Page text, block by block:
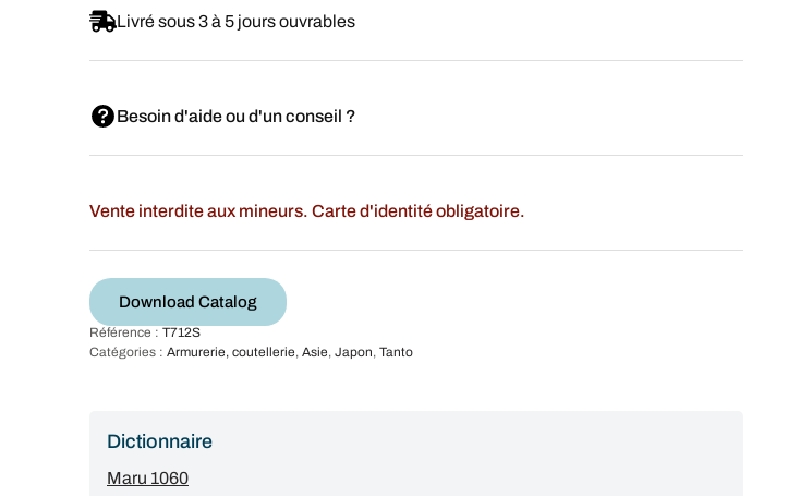
Livré sous 3 à 5 jours ouvrables
Besoin d'aide ou d'un conseil ?
Vente interdite aux mineurs. Carte d'identité obligatoire.
Download Catalog
Référence : T712S
Catégories : Armurerie, coutellerie, Asie, Japon, Tanto
Dictionnaire
Maru 1060